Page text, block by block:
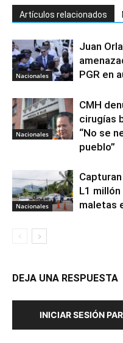
Artículos relacionados
Nacionales
Juan
PGR en
Nacionales
CMH
cirugías
“No se
pueblo”
Nacionales
L1
maletas
DEJA UNA RESPUESTA
INICIAR SESIÓN